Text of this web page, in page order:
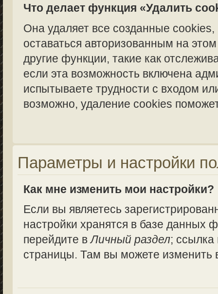
Что делает функция «Удалить
Она удаляет все созданные
оставаться авторизованным на
другие функции, такие как
если эта возможность включена
испытываете трудности с входом
возможно, удаление cookies
Параметры и настройки
Как мне изменить мои настройки?
Если вы являетесь
настройки хранятся в базе данных
перейдите вЛичный раздел; ссылка
страницы. Там вы можете изменить